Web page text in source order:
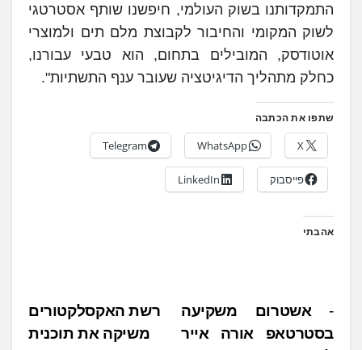
התמקדותנו בשוק העולמי, חיפשנו שותף אסטרטגי
לשוק המקומי והחיבור לקבוצת מלם תים ולמוצרי
אוטודסק, המובילים בתחום, הוא טבעי עבורנו,
כחלק מתהליך הדיגיטציה שעובר ענף התשתיות".
שתפו את הכתבה
X
WhatsApp
Telegram
פייסבוק LinkedIn
אהבתי
נ
י
רשת האקסלקטורים
משיקה את תוכנית
אשטרום משקיעה
בסטרטאפ אורה אייר